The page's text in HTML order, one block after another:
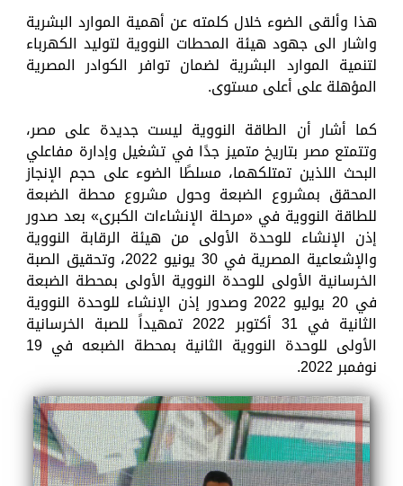
هذا وألقى الضوء خلال كلمته عن أهمية الموارد البشرية
واشار الى جهود هيئة المحطات النووية لتوليد الكهرباء
لتنمية الموارد البشرية لضمان توافر الكوادر المصرية
المؤهلة على أعلى مستوى.
كما أشار أن الطاقة النووية ليست جديدة على مصر،
وتتمتع مصر بتاريخ متميز جدًا في تشغيل وإدارة مفاعلي
البحث اللذين تمتلكهما، مسلطًا الضوء على حجم الإنجاز
المحقق بمشروع الضبعة وحول مشروع محطة الضبعة
للطاقة النووية في «مرحلة الإنشاءات الكبرى» بعد صدور
إذن الإنشاء للوحدة الأولى من هيئة الرقابة النووية
والإشعاعية المصرية في 30 يونيو 2022، وتحقيق الصبة
الخرسانية الأولى للوحدة النووية الأولى بمحطة الضبعة
في 20 يوليو 2022 وصدور إذن الإنشاء للوحدة النووية
الثانية في 31 أكتوبر 2022 تمهيداً للصبة الخرسانية
الأولى للوحدة النووية الثانية بمحطة الضبعه في 19
نوفمبر 2022.